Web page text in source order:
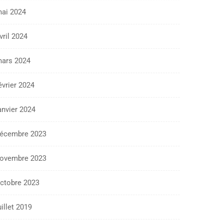
2024
2024
2024
2024
2024
2023
2023
2023
2019